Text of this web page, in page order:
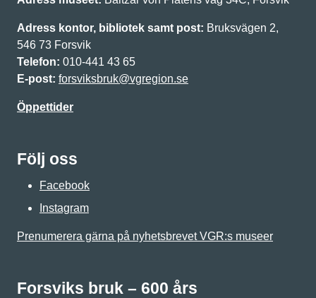
Adress kontor, bibliotek samt post: Bruksvägen 2,
546 73 Forsvik
Telefon: 010-441 43 65
E-post: forsviksbruk@vgregion.se
Öppettider
Följ oss
Facebook
Instagram
Prenumerera gärna på nyhetsbrevet VGR:s museer
Forsviks bruk – 600 års